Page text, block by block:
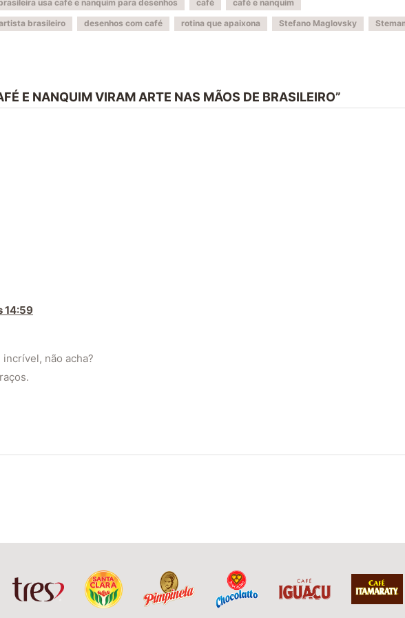
usa café e nanquim para desenhos café
café e nanquim
brasileiro
desenhos com café rotina que apaixona Stefano Maglovsky
E NANQUIM VIRAM ARTE NAS MÃOS DE BRASILEIRO”
14:59
não acha?